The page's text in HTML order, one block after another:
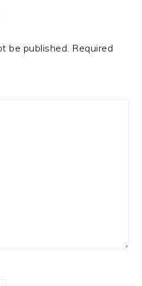
be published. Required